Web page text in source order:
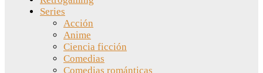
Series
Acción
Anime
Ciencia ficción
Comedias
Comedias románticas